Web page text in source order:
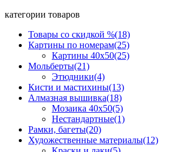
категории товаров
Товары со скидкой %(18)
Картины по номерам(25)
Картины 40x50(25)
Мольберты(21)
Этюдники(4)
Кисти и мастихины(13)
Алмазная вышивка(18)
Мозаика 40x50(5)
Нестандартные(1)
Рамки, багеты(20)
Художественные материалы(12)